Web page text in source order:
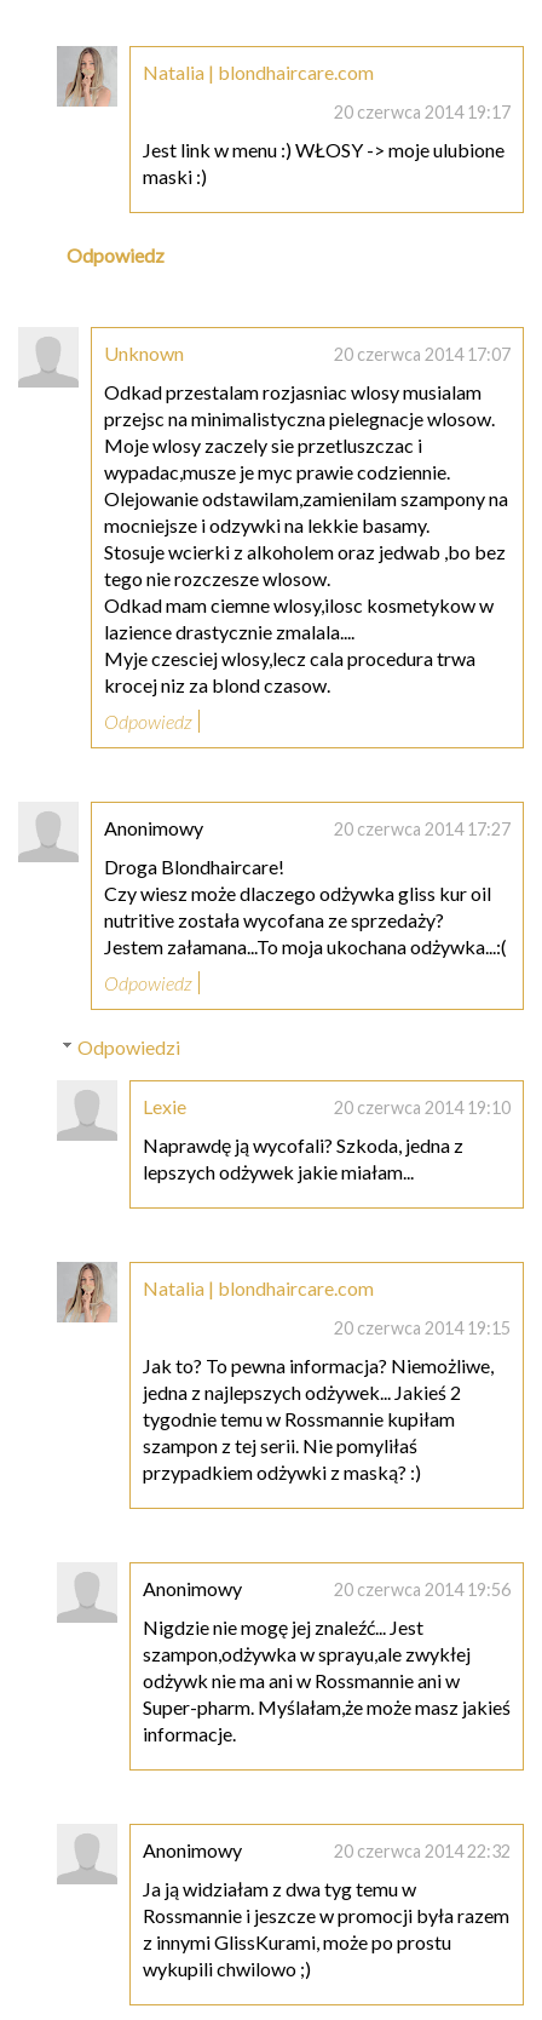
Natalia | blondhaircare.com
20 czerwca 2014 19:17
Jest link w menu :) WŁOSY -> moje ulubione
maski :)
Odpowiedz
Unknown 20 czerwca 2014 17:07
Odkad przestalam rozjasniac wlosy musialam
przejsc na minimalistyczna pielegnacje wlosow.
Moje wlosy zaczely sie przetluszczac i
wypadac,musze je myc prawie codziennie.
Olejowanie odstawilam,zamienilam szampony na
mocniejsze i odzywki na lekkie basamy.
Stosuje wcierki z alkoholem oraz jedwab ,bo bez
tego nie rozczesze wlosow.
Odkad mam ciemne wlosy,ilosc kosmetykow w
lazience drastycznie zmalala....
Myje czesciej wlosy,lecz cala procedura trwa
krocej niz za blond czasow.
Odpowiedz
Anonimowy 20 czerwca 2014 17:27
Droga Blondhaircare!
Czy wiesz może dlaczego odżywka gliss kur oil
nutritive została wycofana ze sprzedaży?
Jestem załamana...To moja ukochana odżywka...:(
Odpowiedz
Odpowiedzi
Lexie 20 czerwca 2014 19:10
Naprawdę ją wycofali? Szkoda, jedna z
lepszych odżywek jakie miałam...
Natalia | blondhaircare.com
20 czerwca 2014 19:15
Jak to? To pewna informacja? Niemożliwe,
jedna z najlepszych odżywek... Jakieś 2
tygodnie temu w Rossmannie kupiłam
szampon z tej serii. Nie pomyliłaś
przypadkiem odżywki z maską? :)
Anonimowy 20 czerwca 2014 19:56
Nigdzie nie mogę jej znaleźć... Jest
szampon,odżywka w sprayu,ale zwykłej
odżywk nie ma ani w Rossmannie ani w
Super-pharm. Myślałam,że może masz jakieś
informacje.
Anonimowy 20 czerwca 2014 22:32
Ja ją widziałam z dwa tyg temu w
Rossmannie i jeszcze w promocji była razem
z innymi GlissKurami, może po prostu
wykupili chwilowo ;)